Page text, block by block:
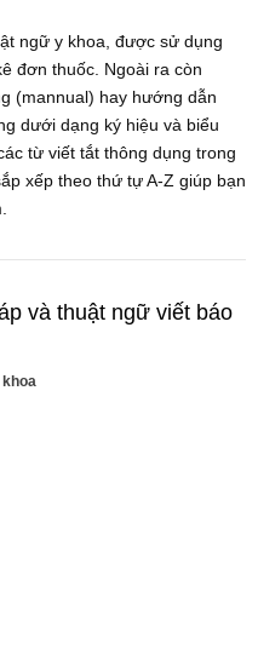
ngữ y khoa, được sử dụng
đơn thuốc. Ngoài ra còn
(mannual) hay hướng dẫn
dưới dạng ký hiệu và biểu
từ viết tắt thông dụng trong
xếp theo thứ tự A-Z giúp bạn
và thuật ngữ viết báo
khoa